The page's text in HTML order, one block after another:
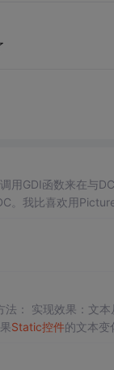
用GDI函数来在与
。我比喜欢用
： 实现效果：文本
Static控件的文本变